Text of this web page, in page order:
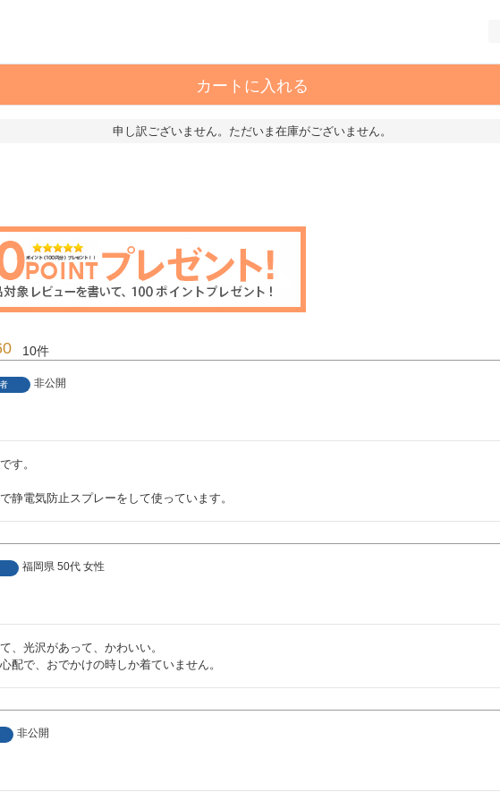
カートに入れる
申し訳ございません。ただいま在庫がございません。
10
非公開
す。
静電気防止スプレーをして使っています。
福岡県 50代 女性
、光沢があって、かわいい。
配で、おでかけの時しか着ていません。
非公開